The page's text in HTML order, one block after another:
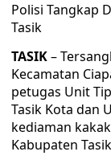
Polisi Tangkap
Tasik
TASIK–
Kecamatan
petugas Unit
Tasik Kota dan
kediaman
Kabupaten